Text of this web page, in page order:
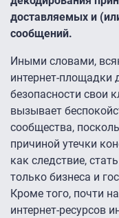
доставляемых и
сообщений.
Иными словами,
интернет-площадки
безопасности свои
вызывает
сообщества,
причиной утечки
как следствие,
только бизнеса и
Кроме того, почти
интернет-ресурсов